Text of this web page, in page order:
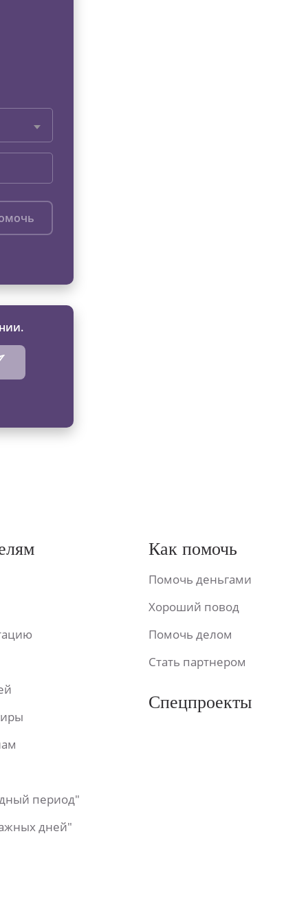
период"
дней"
Как помочь
Помочь деньгами
Хороший повод
Помочь делом
Стать партнером
Спецпроекты